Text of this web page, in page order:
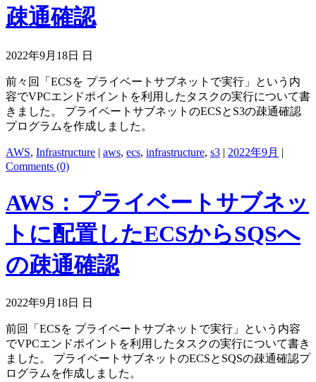
疎通確認
2022年9月18日 日
前々回「ECSを プライベートサブネットで実行」という内
容でVPCエンドポイントを利用したタスクの実行について書
きました。 プライベートサブネットのECSとS3の疎通確認
プログラムを作成しました。
AWS, Infrastructure | aws, ecs, infrastructure, s3 | 2022年9月 |
Comments (0)
AWS：プライベートサブネッ
トに配置したECSからSQSへ
の疎通確認
2022年9月18日 日
前回「ECSを プライベートサブネットで実行」という内容
でVPCエンドポイントを利用したタスクの実行について書き
ました。 プライベートサブネットのECSとSQSの疎通確認プ
ログラムを作成しました。